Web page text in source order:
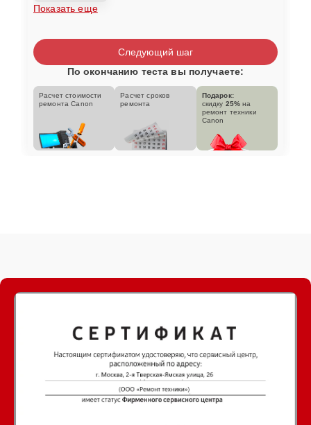
Показать еще
Следующий шаг
По окончанию теста вы получаете:
Расчет стоимости
ремонта Canon
Расчет сроков
ремонта
Подарок:
скидку 25% на
ремонт техники
Canon